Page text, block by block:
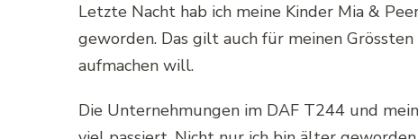
Letzte Nacht hab ich meine Kinder Mia &
geworden. Das gilt auch für meinen
aufmachen will.
Die Unternehmungen im DAF T244 und